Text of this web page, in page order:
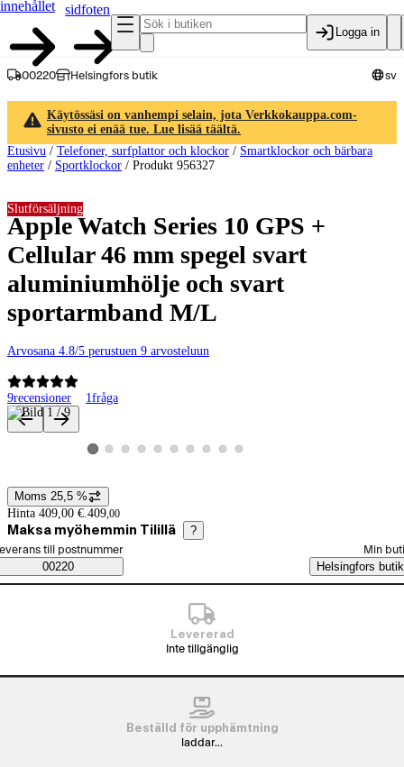
innehållet
sidfoten
Logga in
00220 Helsingfors butik sv
Käytössäsi on vanhempi selain, jota Verkkokauppa.com-
sivusto ei enää tue. Lue lisää täältä.
Etusivu / Telefoner, surfplattor och klockor / Smartklockor och bärbara
enheter / Sportklockor / Produkt 956327
Apple Watch Series 10 GPS +
Cellular 46 mm spegel svart
aluminiumhölje och svart
sportarmband M/L
Arvosana 4.8/5 perustuen 9 arvosteluun
9recensioner 1fråga
Slutförsäljning
Produktbilder och videor
Visa produktbild 1
Visa produktbild 2
Visa produktbild 3
Visa produktbild 4
Visa produktbild 5
Visa produktbild 6
Visa produktbild 7
Visa produktbild 8
Visa produktbild 9
Visa produktbild 10
Prisinformation
Moms 25,5 %
Hinta 409,00 €. 409,00
Maksa myöhemmin Tilillä ?
Saatavuustiedot
beställningssätt
till postnummer
00220
Min
Helsingfors butik
Levererad
Inte tillgänglig
Beställd för upphämtning
laddar...